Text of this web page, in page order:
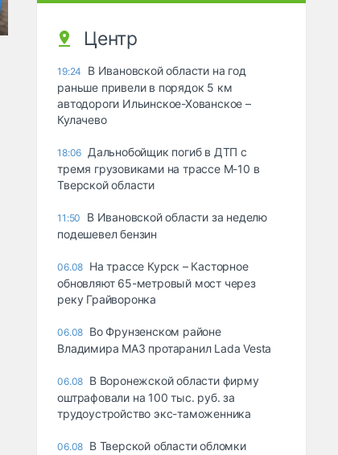
Центр
19:24
В Ивановской области на год
раньше привели в порядок 5 км
автодороги Ильинское-Хованское –
Кулачево
18:06 Дальнобойщик погиб в ДТП с
тремя грузовиками на трассе М-10 в
Тверской области
11:50
В Ивановской области за неделю
подешевел бензин
06.08 На трассе Курск – Касторное
обновляют 65-метровый мост через
реку Грайворонка
06.08 Во Фрунзенском районе
Владимира МАЗ протаранил Lada Vesta
06.08 В Воронежской области фирму
оштрафовали на 100 тыс. руб. за
трудоустройство экс-таможенника
06.08 В Тверской области обломки